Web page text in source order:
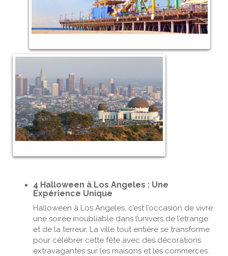
4 Halloween à Los Angeles : Une
Expérience Unique
Halloween à Los Angeles, c’est l’occasion de vivre
une soirée inoubliable dans l’univers de l’étrange
et de la terreur. La ville tout entière se transforme
pour célébrer cette fête avec des décorations
extravagantes sur les maisons et les commerces.